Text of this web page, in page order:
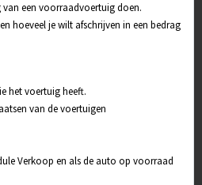
een voorraadvoertuig doen.
hoeveel je wilt afschrijven in een bedrag
het voertuig heeft.
van de voertuigen
Verkoop en als de auto op voorraad